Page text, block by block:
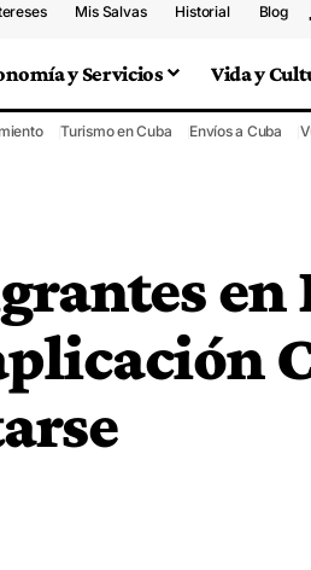
Mis Salvas Historial Blog
y Servicios Vida y
Turismo en Cuba Envíos a Cuba
en